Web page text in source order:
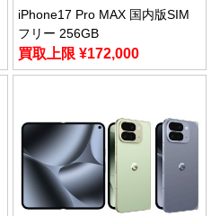
iPhone17 Pro MAX 国内版SIM
フリー 256GB
買取上限 ¥172,000